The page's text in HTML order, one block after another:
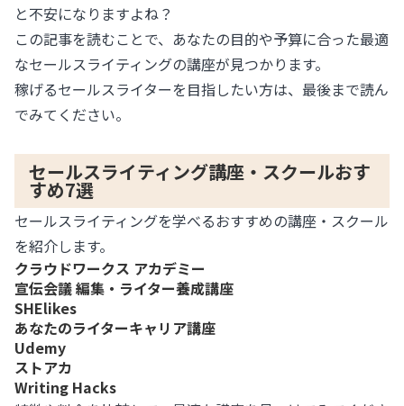
と不安になりますよね？
この記事を読むことで、あなたの目的や予算に合った最適
なセールスライティングの講座が見つかります。
稼げるセールスライターを目指したい方は、最後まで読ん
でみてください。
セールスライティング講座・スクールおす
すめ7選
セールスライティングを学べるおすすめの講座・スクール
を紹介します。
クラウドワークス アカデミー
宣伝会議 編集・ライター養成講座
SHElikes
あなたのライターキャリア講座
Udemy
ストアカ
Writing Hacks